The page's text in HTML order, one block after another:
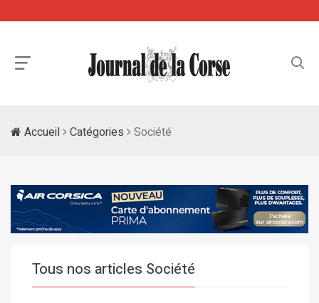
Accueil Catégories Société
Tous nos articles Société